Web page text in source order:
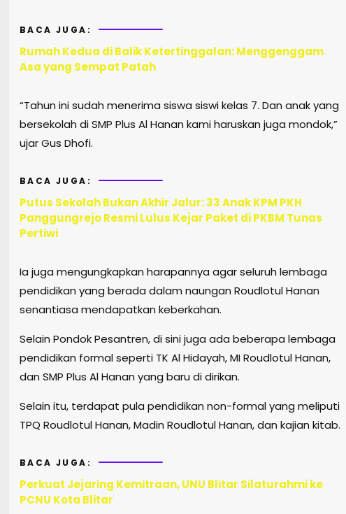
BACA JUGA:
Rumah Kedua di Balik Ketertinggalan: Menggenggam
Asa yang Sempat Patah
“Tahun ini sudah menerima siswa siswi kelas 7. Dan anak yang
bersekolah di SMP Plus Al Hanan kami haruskan juga mondok,”
ujar Gus Dhofi.
BACA JUGA:
Putus Sekolah Bukan Akhir Jalur: 33 Anak KPM PKH
Panggungrejo Resmi Lulus Kejar Paket di PKBM Tunas
Pertiwi
Ia juga mengungkapkan harapannya agar seluruh lembaga
pendidikan yang berada dalam naungan Roudlotul Hanan
senantiasa mendapatkan keberkahan.
Selain Pondok Pesantren, di sini juga ada beberapa lembaga
pendidikan formal seperti TK Al Hidayah, MI Roudlotul Hanan,
dan SMP Plus Al Hanan yang baru di dirikan.
Selain itu, terdapat pula pendidikan non-formal yang meliputi
TPQ Roudlotul Hanan, Madin Roudlotul Hanan, dan kajian kitab.
BACA JUGA:
Perkuat Jejaring Kemitraan, UNU Blitar Silaturahmi ke
PCNU Kota Blitar